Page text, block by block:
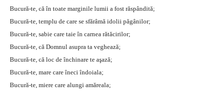
Bucură-te, că în toate marginile lumii a fost răspândită;
Bucură-te, templu de care se sfărâmă idolii păgânilor;
Bucură-te, sabie care taie în carnea rătăcirilor;
Bucură-te, că Domnul asupra ta veghează;
Bucură-te, că loc de închinare te aşază;
Bucură-te, mare care îneci îndoiala;
Bucură-te, miere care alungi amăreala;